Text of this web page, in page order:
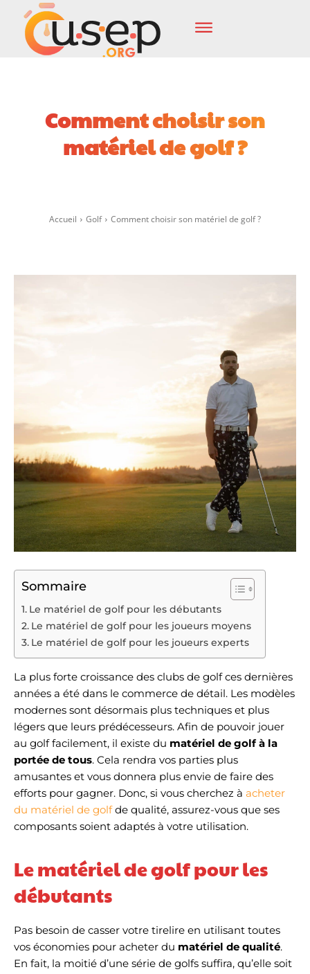
Comment choisir son
matériel de golf ?
Accueil Golf Comment choisir son matériel de golf ?
Sommaire
Le matériel de golf pour les débutants
Le matériel de golf pour les joueurs moyens
Le matériel de golf pour les joueurs experts
La plus forte croissance des clubs de golf ces dernières
années a été dans le commerce de détail. Les modèles
modernes sont désormais plus techniques et plus
légers que leurs prédécesseurs. Afin de pouvoir jouer
au golf facilement, il existe du matériel de golf à la
portée de tous. Cela rendra vos parties plus
amusantes et vous donnera plus envie de faire des
efforts pour gagner. Donc, si vous cherchez à acheter
du matériel de golfde qualité, assurez-vous que ses
composants soient adaptés à votre utilisation.
Le matériel de golf pour les
débutants
Pas besoin de casser votre tirelire en utilisant toutes
vos économies pour acheter du matériel de qualité.
En fait, la moitié d’une série de golfs suffira, qu’elle soit